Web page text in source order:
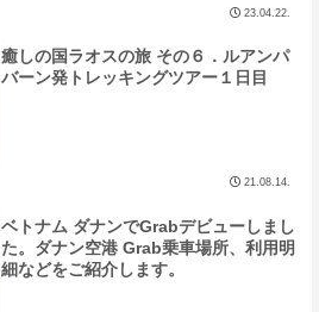
23.04.22.
癒しの国ラオスの旅 その６．ルアンパ
バーン発トレッキングツアー１日目
21.08.14.
ベトナム ダナンでGrabデビューしまし
た。ダナン空港 Grab乗車場所、利用明
細などをご紹介します。